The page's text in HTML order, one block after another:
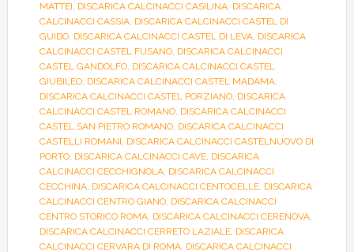
MATTEI, DISCARICA CALCINACCI CASILINA, DISCARICA
CALCINACCI CASSIA, DISCARICA CALCINACCI CASTEL DI
GUIDO, DISCARICA CALCINACCI CASTEL DI LEVA, DISCARICA
CALCINACCI CASTEL FUSANO, DISCARICA CALCINACCI
CASTEL GANDOLFO, DISCARICA CALCINACCI CASTEL
GIUBILEO, DISCARICA CALCINACCI CASTEL MADAMA,
DISCARICA CALCINACCI CASTEL PORZIANO, DISCARICA
CALCINACCI CASTEL ROMANO, DISCARICA CALCINACCI
CASTEL SAN PIETRO ROMANO, DISCARICA CALCINACCI
CASTELLI ROMANI, DISCARICA CALCINACCI CASTELNUOVO DI
PORTO, DISCARICA CALCINACCI CAVE, DISCARICA
CALCINACCI CECCHIGNOLA, DISCARICA CALCINACCI
CECCHINA, DISCARICA CALCINACCI CENTOCELLE, DISCARICA
CALCINACCI CENTRO GIANO, DISCARICA CALCINACCI
CENTRO STORICO ROMA, DISCARICA CALCINACCI CERENOVA,
DISCARICA CALCINACCI CERRETO LAZIALE, DISCARICA
CALCINACCI CERVARA DI ROMA, DISCARICA CALCINACCI